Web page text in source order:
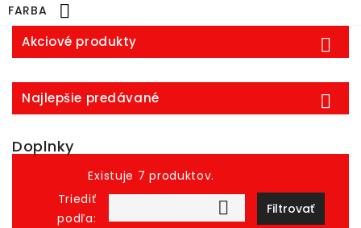
FARBA

Akciové produkty 
Najlepšie predávané 
Doplnky
Existuje 7 produktov.
Triediť
podľa:
 Filtrovať